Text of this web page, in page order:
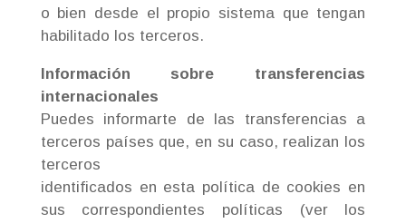
o bien desde el propio sistema que tengan
habilitado los terceros.
Información sobre transferencias
internacionales
Puedes informarte de las transferencias a
terceros países que, en su caso, realizan los
terceros
identificados en esta política de cookies en
sus correspondientes políticas (ver los